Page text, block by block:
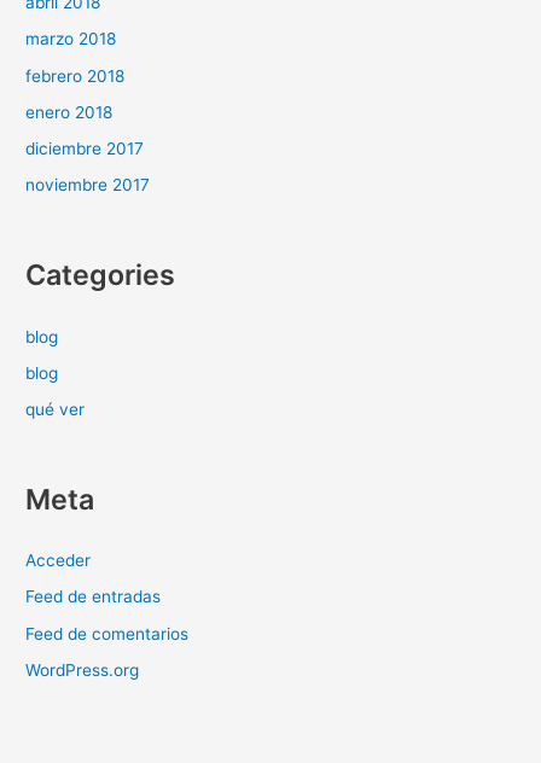
marzo 2018
febrero 2018
enero 2018
diciembre 2017
noviembre 2017
Categories
blog
blog
qué ver
Meta
Acceder
Feed de entradas
Feed de comentarios
WordPress.org